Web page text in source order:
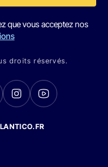
que vous acceptez nos
droits réservés.